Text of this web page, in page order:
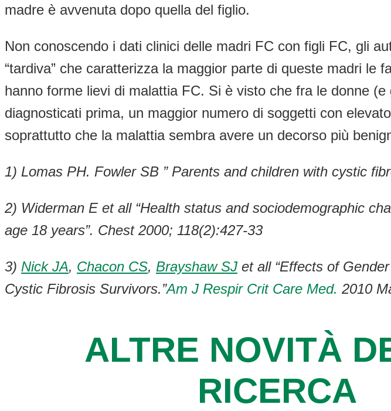
madre è avvenuta dopo quella del figlio.
Non conoscendo i dati clinici delle madri FC con figli FC, gli
“tardiva” che caratterizza la maggior parte di queste madri le
hanno forme lievi di malattia FC. Si è visto che fra le donne
diagnosticati prima, un maggior numero di soggetti con
soprattutto che la malattia sembra avere un decorso più
1) Lomas PH. Fowler SB ” Parents and children with cystic
2) Widerman E et all “Health status and sociodemographic
age 18 years”. Chest 2000; 118(2):427-33
3) Nick JA, Chacon CS, Brayshaw SJ et all “Effects of
Cystic Fibrosis Survivors.”Am J Respir Crit Care Med. 2010
ALTRE NOVITÀ
RICERCA